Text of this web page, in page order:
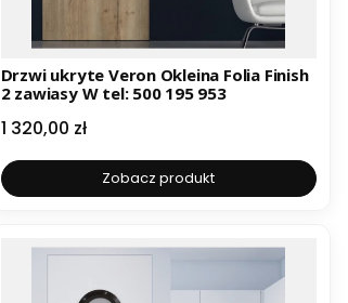
Drzwi ukryte Veron Okleina Folia Finish
2 zawiasy W tel: 500 195 953
Cena
1 320,00 zł
Zobacz produkt